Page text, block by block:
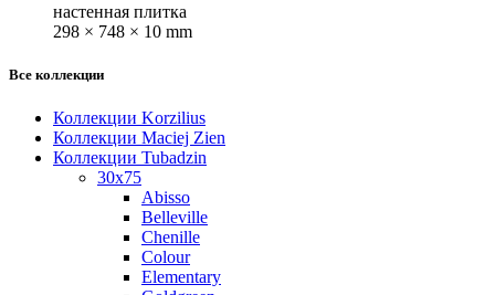
настенная плитка
298 × 748 × 10 mm
Все коллекции
Коллекции Korzilius
Коллекции Maciej Zien
Коллекции Tubadzin
30x75
Abisso
Belleville
Chenille
Colour
Elementary